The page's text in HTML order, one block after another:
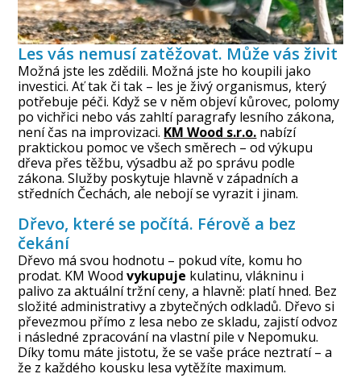
Les vás nemusí zatěžovat. Může vás živit
Možná jste les zdědili. Možná jste ho koupili jako
investici. Ať tak či tak – les je živý organismus, který
potřebuje péči. Když se v něm objeví kůrovec, polomy
po vichřici nebo vás zahltí paragrafy lesního zákona,
není čas na improvizaci. KM Wood s.r.o. nabízí
praktickou pomoc ve všech směrech – od výkupu
dřeva přes těžbu, výsadbu až po správu podle
zákona. Služby poskytuje hlavně v západních a
středních Čechách, ale nebojí se vyrazit i jinam.
Dřevo, které se počítá. Férově a bez
čekání
Dřevo má svou hodnotu – pokud víte, komu ho
prodat. KM Woodvykupuje kulatinu, vlákninu i
palivo za aktuální tržní ceny, a hlavně: platí hned. Bez
složité administrativy a zbytečných odkladů. Dřevo si
převezmou přímo z lesa nebo ze skladu, zajistíodvoz
i následné zpracování na vlastní pile v Nepomuku.
Díky tomu máte jistotu, že se vaše práce neztratí – a
že z každého kousku lesa vytěžíte maximum.